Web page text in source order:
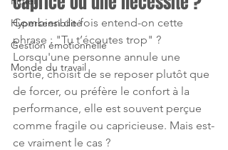
Hypersensibilité
Gestion émotionnelle
Monde du travail
Combien de fois entend-on cette
phrase : "Tu t’écoutes trop" ?
Lorsqu'une personne annule une
sortie, choisit de se reposer plutôt que
de forcer, ou préfère le confort à la
performance, elle est souvent perçue
comme fragile ou capricieuse. Mais est-
ce vraiment le cas ?